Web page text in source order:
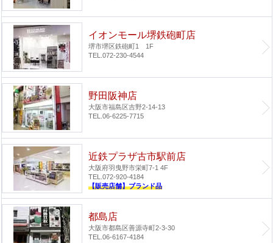
イオンモール堺鉄砲町店
堺市堺区鉄砲町1 1F
TEL.072-230-4544
野田阪神店
大阪市福島区吉野2-14-13
TEL.06-6225-7715
近鉄プラザ古市駅前店
大阪府羽曳野市栄町7-1 4F
TEL.072-920-4184
【販売店舗】ブランド品
都島店
大阪市都島区善源寺町2-3-30
TEL.06-6167-4184